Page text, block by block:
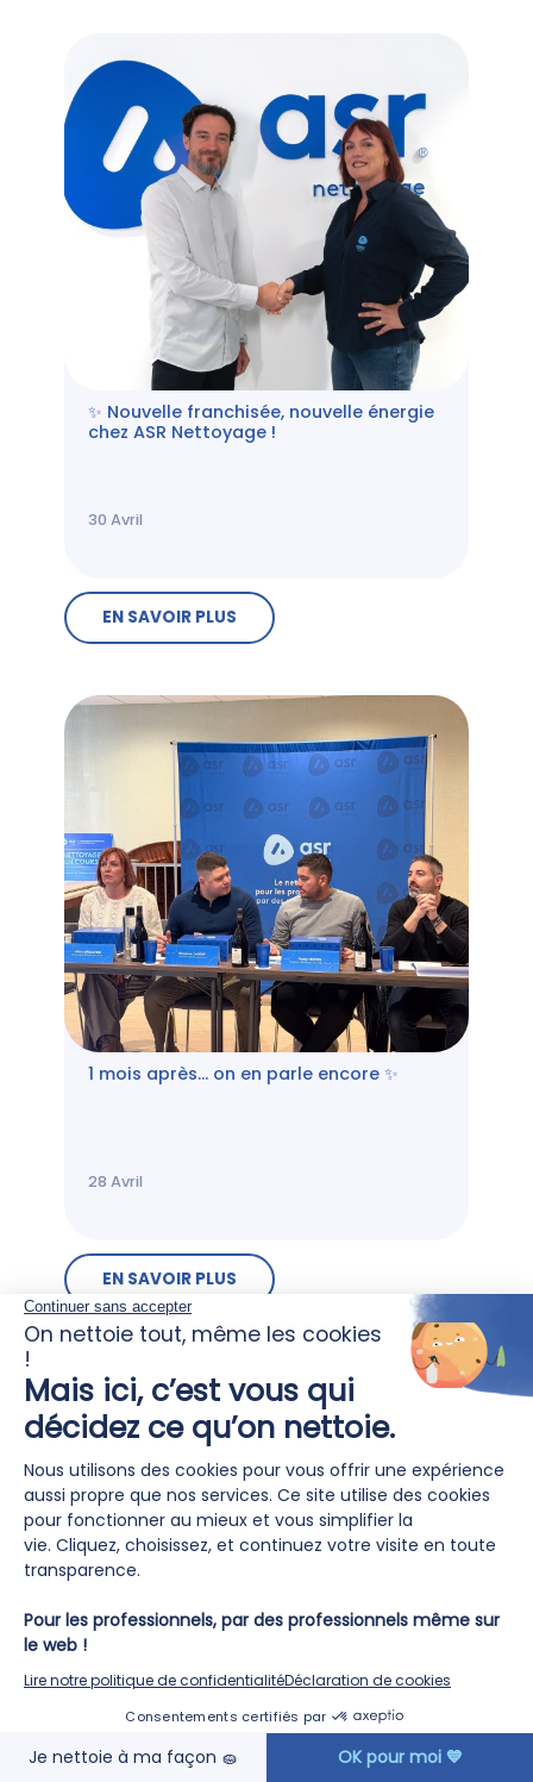
✨ Nouvelle franchisée, nouvelle énergie
chez ASR Nettoyage !
30 Avril
EN SAVOIR PLUS
1 mois après… on en parle encore ✨
28 Avril
EN SAVOIR PLUS
2026 marque bien plus qu’un
partenariat 🤝